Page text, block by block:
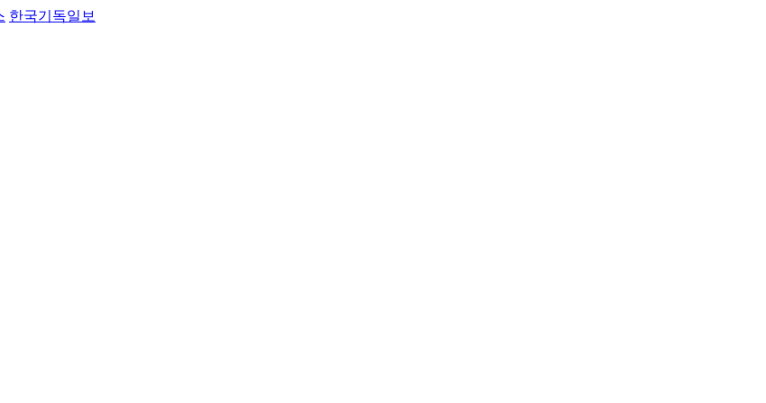
한국기독일보